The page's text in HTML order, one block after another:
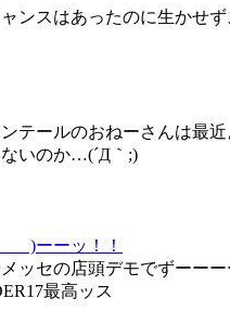
ンスはあったのに生かせず
テールのおねーさんは最近
いのか…(´Д｀;)
ーーッ！！
ッセの店頭デモでずーー
最高ッス